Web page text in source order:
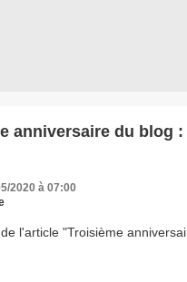
anniversaire du blog :
2020 à 07:00